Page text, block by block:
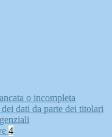
o incompleta
dati da parte dei titolari
4